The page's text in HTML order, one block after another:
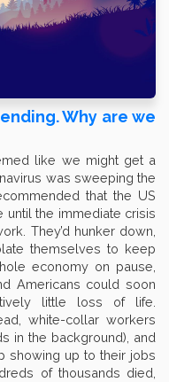
Why are we
like we might get a
was sweeping the
that the US
the immediate crisis
They’d hunker down,
themselves to keep
economy on pause,
Americans could soon
little loss of life.
white-collar workers
in the background), and
showing up to their jobs
of thousands died,